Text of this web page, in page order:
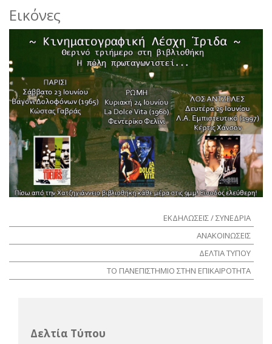
Εικόνες
ΕΚΔΗΛΩΣΕΙΣ / ΣΥΝΕΔΡΙΑ
ΑΝΑΚΟΙΝΩΣΕΙΣ
ΔΕΛΤΙΑ ΤΥΠΟΥ
ΤΟ ΠΑΝΕΠΙΣΤΗΜΙΟ ΣΤΗΝ ΕΠΙΚΑΙΡΟΤΗΤΑ
Δελτία Τύπου